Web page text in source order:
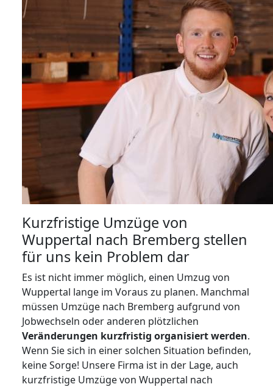
Kurzfristige Umzüge von
Wuppertal nach Bremberg stellen
für uns kein Problem dar
Es ist nicht immer möglich, einen Umzug von
Wuppertal lange im Voraus zu planen. Manchmal
müssen Umzüge nach Bremberg aufgrund von
Jobwechseln oder anderen plötzlichen
Veränderungen kurzfristig organisiert werden.
Wenn Sie sich in einer solchen Situation befinden,
keine Sorge! Unsere Firma ist in der Lage, auch
kurzfristige Umzüge von Wuppertal nach